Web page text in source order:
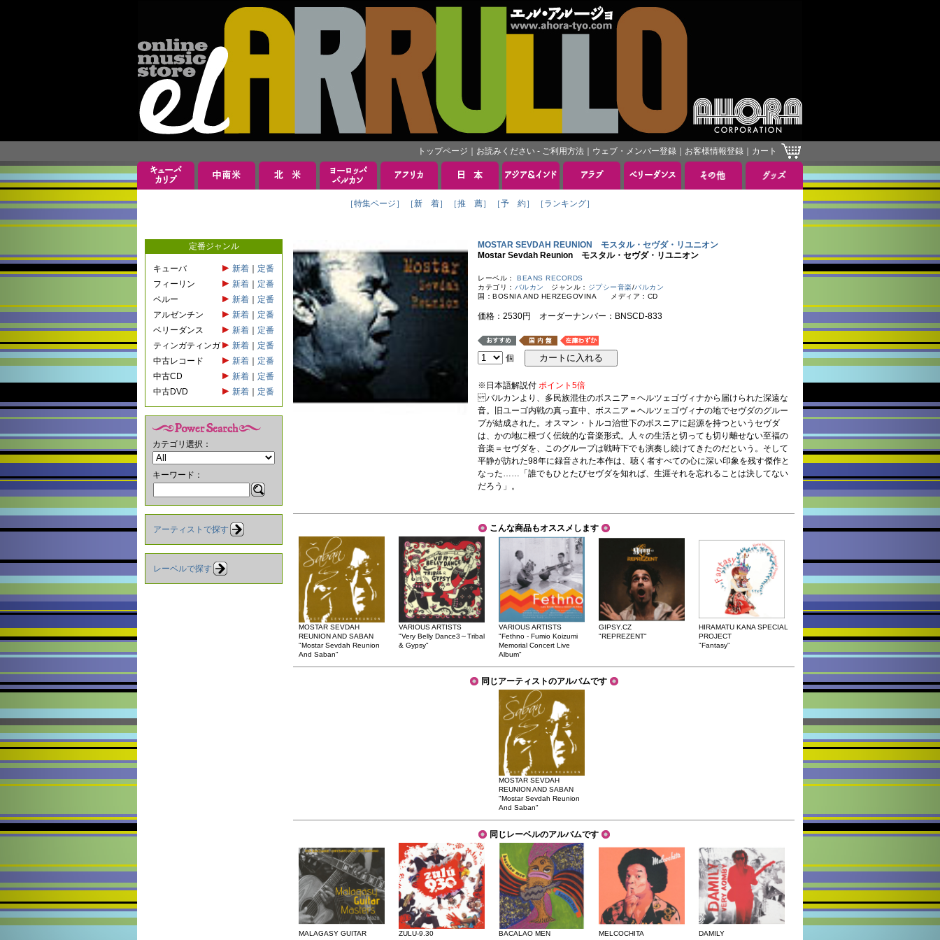
トップページ お読みください - ご利用方法 ウェブ・メンバー登録 お客様情報登録 カート
［特集ページ］ ［新 着］ ［推 薦］ ［予 約］ ［ランキング］
定番ジャンル
キューバ 新着
定番
フィーリン
新着
定番
ペルー
新着
定番
アルゼンチン
新着
定番
ベリーダンス
新着
定番
ティンガティンガ
新着
定番
中古レコード
新着
定番
中古CD
新着
定番
中古DVD
新着 定番
カテゴリ選択：
キーワード：
アーティストで探す
レーベルで探す
MOSTAR SEVDAH REUNION モスタル・セヴダ・リユニオン
Mostar Sevdah Reunion モスタル・セヴダ・リユニオン
レーベル： BEANS RECORDS
カテゴリ： バルカン ジャンル： ジプシー音楽/バルカン
国：BOSNIA AND HERZEGOVINA メディア：CD
価格：2530円 オーダーナンバー：BNSCD-833
個
※日本語解説付 ポイント5倍
バルカンより、多民族混住のボスニア＝ヘルツェゴヴィナから届けられた深遠な
音。旧ユーゴ内戦の真っ直中、ボスニア＝ヘルツェゴヴィナの地でセヴダのグルー
プが結成された。オスマン・トルコ治世下のボスニアに起源を持つというセヴダ
は、かの地に根づく伝統的な音楽形式。人々の生活と切っても切り離せない至福の
音楽＝セヴダを、このグループは戦時下でも演奏し続けてきたのだという。そして
平静が訪れた98年に録音された本作は、聴く者すべての心に深い印象を残す傑作と
なった……「誰でもひとたびセヴダを知れば、生涯それを忘れることは決してない
だろう」。
こんな商品もオススメします
MOSTAR SEVDAH
REUNION AND SABAN
"Mostar Sevdah Reunion
And Saban"
VARIOUS ARTISTS
"Very Belly Dance3～Tribal
& Gypsy"
VARIOUS ARTISTS
"Fethno - Fumio Koizumi
Memorial Concert Live
Album"
GIPSY.CZ
"REPREZENT"
HIRAMATU KANA SPECIAL
PROJECT
"Fantasy"
同じアーティストのアルバムです
MOSTAR SEVDAH
REUNION AND SABAN
"Mostar Sevdah Reunion
And Saban"
同じレーベルのアルバムです
MALAGASY GUITAR
ZULU-9.30
BACALAO MEN
MELCOCHITA
DAMILY